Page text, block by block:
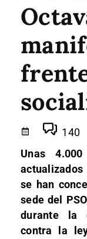
140
Unas
se han
sede del
durante la
contra la